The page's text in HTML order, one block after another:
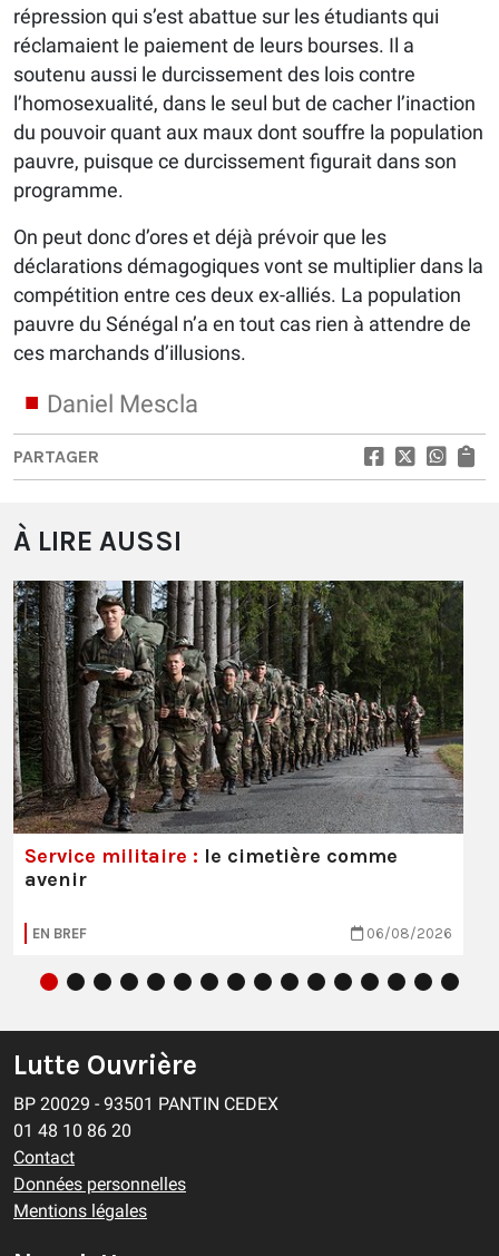
répression qui s’est abattue sur les étudiants qui
réclamaient le paiement de leurs bourses. Il a
soutenu aussi le durcissement des lois contre
l’homosexualité, dans le seul but de cacher l’inaction
du pouvoir quant aux maux dont souffre la population
pauvre, puisque ce durcissement figurait dans son
programme.
On peut donc d’ores et déjà prévoir que les
déclarations démagogiques vont se multiplier dans la
compétition entre ces deux ex-alliés. La population
pauvre du Sénégal n’a en tout cas rien à attendre de
ces marchands d’illusions.
Daniel Mescla
PARTAGER
À LIRE AUSSI
Service militaire : le cimetière comme
avenir
EN BREF 06/08/2026
Lutte Ouvrière
BP 20029 - 93501 PANTIN CEDEX
01 48 10 86 20
Contact
Données personnelles
Mentions légales